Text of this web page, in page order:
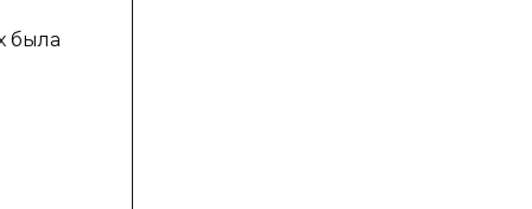
была